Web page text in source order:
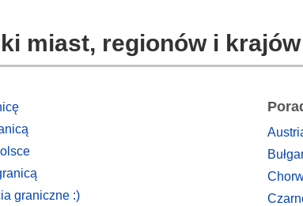
miast, regionów i krajów
graniczne :)